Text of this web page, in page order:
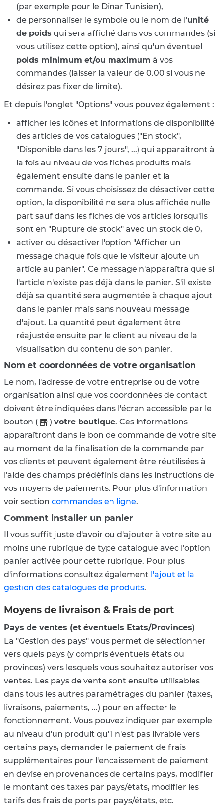
(par exemple pour le Dinar Tunisien),
de personnaliser le symbole ou le nom de l'unité
de poids qui sera affiché dans vos commandes (si
vous utilisez cette option), ainsi qu'un éventuel
poids minimum et/ou maximum à vos
commandes (laisser la valeur de 0.00 si vous ne
désirez pas fixer de limite).
Et depuis l'onglet "Options" vous pouvez également :
afficher les icônes et informations de disponibilité
des articles de vos catalogues ("En stock",
"Disponible dans les 7 jours", ...) qui apparaîtront à
la fois au niveau de vos fiches produits mais
également ensuite dans le panier et la
commande. Si vous choisissez de désactiver cette
option, la disponibilité ne sera plus affichée nulle
part sauf dans les fiches de vos articles lorsqu'ils
sont en "Rupture de stock" avec un stock de 0,
activer ou désactiver l'option "Afficher un
message chaque fois que le visiteur ajoute un
article au panier". Ce message n'apparaîtra que si
l'article n'existe pas déjà dans le panier. S'il existe
déjà sa quantité sera augmentée à chaque ajout
dans le panier mais sans nouveau message
d'ajout. La quantité peut également être
réajustée ensuite par le client au niveau de la
visualisation du contenu de son panier.
Nom et coordonnées de votre organisation
Le nom, l'adresse de votre entreprise ou de votre
organisation ainsi que vos coordonnées de contact
doivent être indiquées dans l'écran accessible par le
bouton (
) votre boutique. Ces informations
apparaîtront dans le bon de commande de votre site
au moment de la finalisation de la commande par
vos clients et peuvent également être réutilisées à
l'aide des champs prédéfinis dans les instructions de
vos moyens de paiements. Pour plus d'information
voir section commandes en ligne.
Comment installer un panier
Il vous suffit juste d'avoir ou d'ajouter à votre site au
moins une rubrique de type catalogue avec l'option
panier activée pour cette rubrique. Pour plus
d'informations consultez également l'ajout et la
gestion des catalogues de produits.
Moyens de livraison & Frais de port
Pays de ventes (et éventuels Etats/Provinces)
La "Gestion des pays" vous permet de sélectionner
vers quels pays (y compris éventuels états ou
provinces) vers lesquels vous souhaitez autoriser vos
ventes. Les pays de vente sont ensuite utilisables
dans tous les autres paramétrages du panier (taxes,
livraisons, paiements, ...) pour en affecter le
fonctionnement. Vous pouvez indiquer par exemple
au niveau d'un produit qu'il n'est pas livrable vers
certains pays, demander le paiement de frais
supplémentaires pour l'encaissement de paiement
en devise en provenances de certains pays, modifier
le montant des taxes par pays/états, modifier les
tarifs des frais de ports par pays/états, etc.